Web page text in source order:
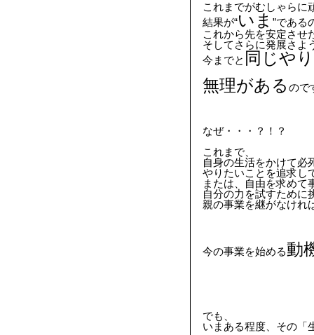
これまでがむしゃらに
結果が“いま”である
これから先を安定させ
そしてさらに発展さよ
今までと 同じや
無理があるので
なぜ・・・？！？
これまで、
自身の生活をかけて必
やりたいことを追求し
または、自由を求めて
自分の力を試すために
親の事業を継がなけれ
今の事業を始める動
でも、
いまある程度、その「